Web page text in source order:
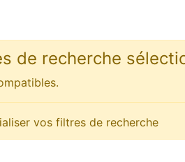
de recherche
vos filtres de recherche